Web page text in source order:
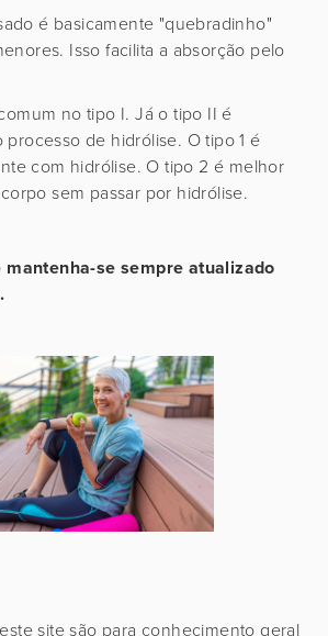
é basicamente "quebradinho"
Isso facilita a absorção pelo
no tipo I. Já o tipo II é
de hidrólise. O tipo 1 é
com hidrólise. O tipo 2 é melhor
sem passar por hidrólise.
mantenha-se sempre atualizado
site são para conhecimento geral